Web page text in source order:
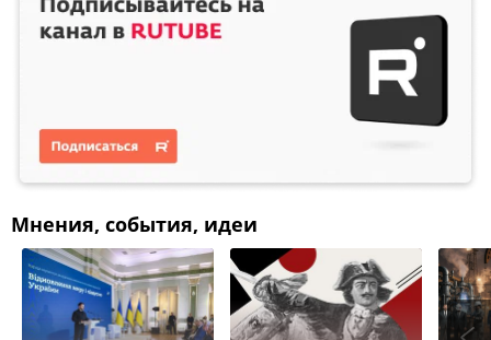
Мнения, события, идеи